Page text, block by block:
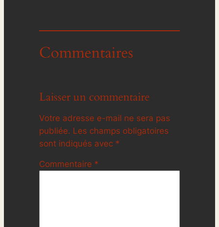
Commentaires
Laisser un commentaire
Votre adresse e-mail ne sera pas
publiée. Les champs obligatoires
sont indiqués avec *
Commentaire *